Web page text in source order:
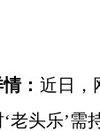
： 近日，
老头乐’需